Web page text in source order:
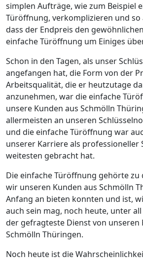
simplen Aufträge, wie zum Beispiel
Türöffnung, verkomplizieren und so
dass der Endpreis den
einfache Türöffnung um Einiges
Schon in den Tagen, als unser
angefangen hat, die Form von der
Arbeitsqualität, die er heutzutage
anzunehmen, war die einfache
unsere Kunden aus Schmölln
allermeisten an unseren
und die einfache Türöffnung war
unserer Karriere als professioneller
weitesten gebracht hat.
Die einfache Türöffnung gehörte zu
wir unseren Kunden aus Schmölln
Anfang an bieten konnten und ist,
auch sein mag, noch heute, unter
der gefragteste Dienst von unseren
Schmölln Thüringen.
Noch heute ist die